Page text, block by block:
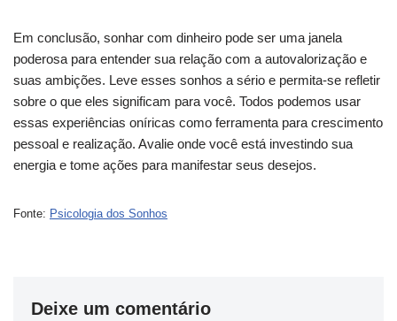
Em conclusão, sonhar com dinheiro pode ser uma janela
poderosa para entender sua relação com a autovalorização e
suas ambições. Leve esses sonhos a sério e permita-se refletir
sobre o que eles significam para você. Todos podemos usar
essas experiências oníricas como ferramenta para crescimento
pessoal e realização. Avalie onde você está investindo sua
energia e tome ações para manifestar seus desejos.
Fonte: Psicologia dos Sonhos
Deixe um comentário